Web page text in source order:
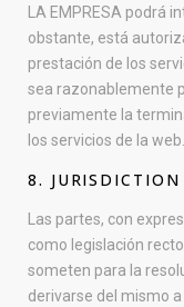
LA EMPRESA podrá
obstante, está
prestación de los
sea razonablemente
previamente la
los servicios de la web.
8. JURISDICTION
Las partes, con
como legislación
someten para la
derivarse del mismo